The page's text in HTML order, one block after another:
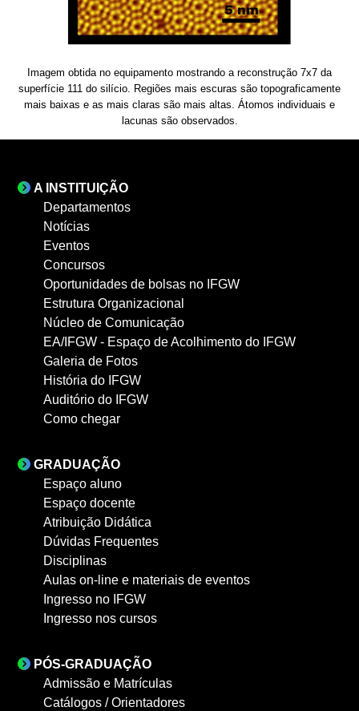
Imagem obtida no equipamento mostrando a reconstrução 7x7 da
superfície 111 do silício. Regiões mais escuras são topograficamente
mais baixas e as mais claras são mais altas. Átomos individuais e
lacunas são observados.
A INSTITUIÇÃO
Departamentos
Notícias
Eventos
Concursos
Oportunidades de bolsas no IFGW
Estrutura Organizacional
Núcleo de Comunicação
EA/IFGW - Espaço de Acolhimento do IFGW
Galeria de Fotos
História do IFGW
Auditório do IFGW
Como chegar
GRADUAÇÃO
Espaço aluno
Espaço docente
Atribuição Didática
Dúvidas Frequentes
Disciplinas
Aulas on-line e materiais de eventos
Ingresso no IFGW
Ingresso nos cursos
PÓS-GRADUAÇÃO
Admissão e Matrículas
Catálogos / Orientadores